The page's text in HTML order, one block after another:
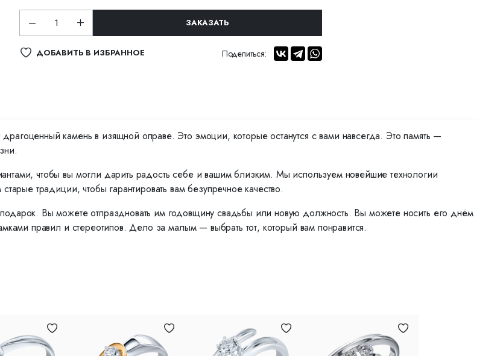
ЗАКАЗАТЬ
ДОБАВИТЬ В ИЗБРАННОЕ Поделиться:
камень в изящной оправе. Это эмоции, которые останутся с вами навсегда. Это память —
чтобы вы могли дарить радость себе и вашим близким. Мы используем новейшие технологии
традиции, чтобы гарантировать вам безупречное качество.
Вы можете отпраздновать им годовщину свадьбы или новую должность. Вы можете носить его днём
правил и стереотипов. Дело за малым — выбрать тот, который вам понравится.